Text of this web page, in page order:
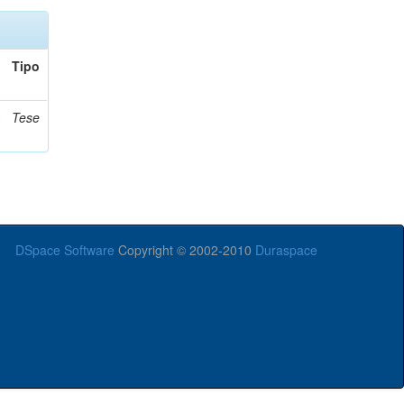
Tipo
Tese
DSpace Software Copyright © 2002-2010 Duraspace